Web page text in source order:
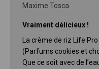
Maxime Tosca
Vraiment délicieux !
La crème de riz Life
(Parfums cookies et
Que ce soit avec de